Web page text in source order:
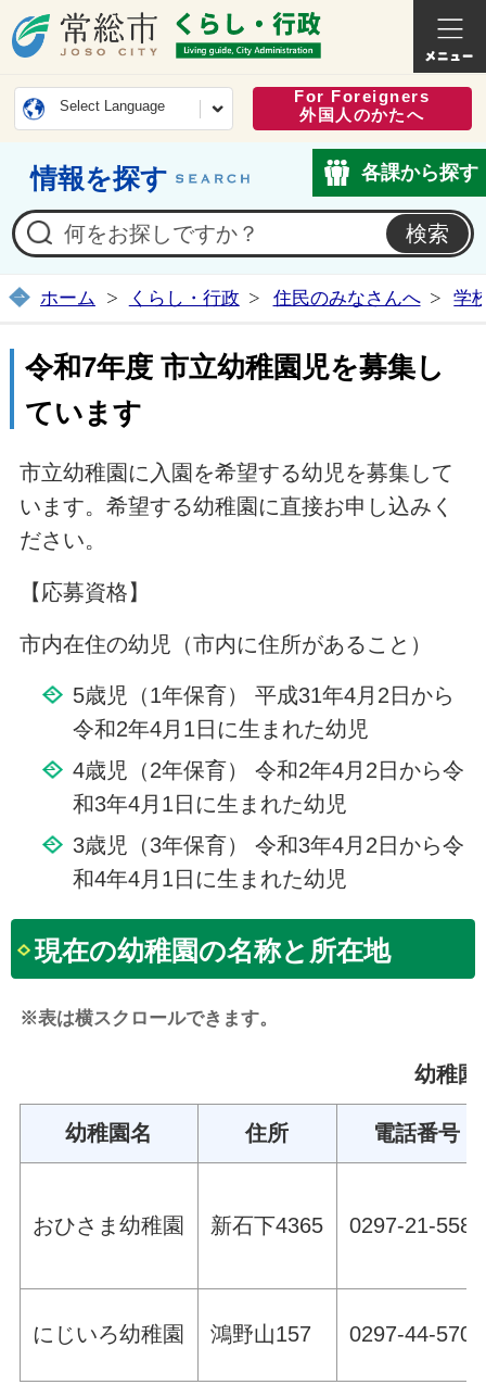
常総市公式ホームページ
くらし
Select Language
For Foreigners
外国人のかたへ
情報を探す 各課から探す
ホーム くらし・行政 住民のみなさんへ 学
令和7年度 市立幼稚園児を募集し
ています
市立幼稚園に入園を希望する幼児を募集して
います。希望する幼稚園に直接お申し込みく
ださい。
【応募資格】
市内在住の幼児（市内に住所があること）
5歳児（1年保育） 平成31年4月2日から
令和2年4月1日に生まれた幼児
4歳児（2年保育） 令和2年4月2日から令
和3年4月1日に生まれた幼児
3歳児（3年保育） 令和3年4月2日から令
和4年4月1日に生まれた幼児
現在の幼稚園の名称と所在地
※表は横スクロールできます。
幼稚園
幼稚園名 住所 電話番号
おひさま幼稚園 新石下4365 0297-21-5587
にじいろ幼稚園 鴻野山157 0297-44-5701